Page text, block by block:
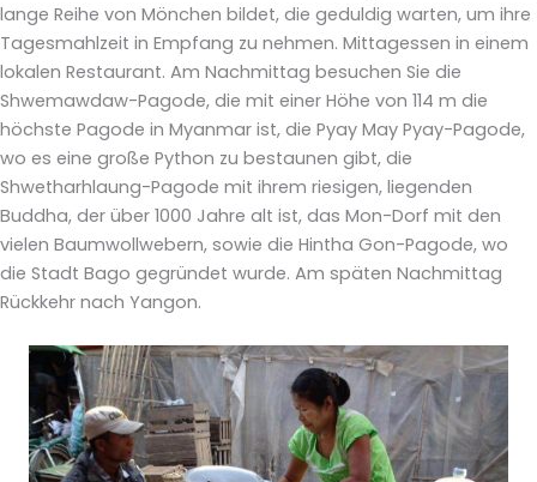
lange Reihe von Mönchen bildet, die geduldig warten, um ihre
Tagesmahlzeit in Empfang zu nehmen. Mittagessen in einem
lokalen Restaurant. Am Nachmittag besuchen Sie die
Shwemawdaw-Pagode, die mit einer Höhe von 114 m die
höchste Pagode in Myanmar ist, die Pyay May Pyay-Pagode,
wo es eine große Python zu bestaunen gibt, die
Shwetharhlaung-Pagode mit ihrem riesigen, liegenden
Buddha, der über 1000 Jahre alt ist, das Mon-Dorf mit den
vielen Baumwollwebern, sowie die Hintha Gon-Pagode, wo
die Stadt Bago gegründet wurde. Am späten Nachmittag
Rückkehr nach Yangon.